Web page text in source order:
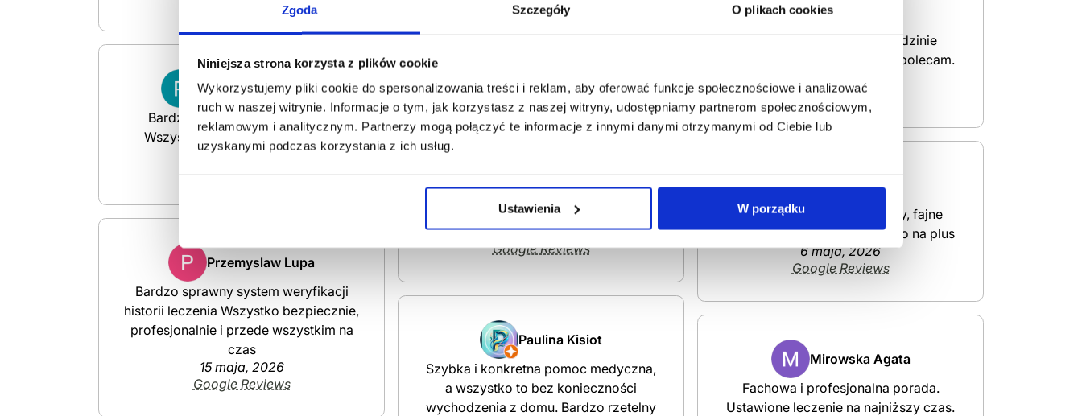
Zgoda Szczegóły O plikach cookies
Niniejsza strona korzysta z plików cookie
Wykorzystujemy pliki cookie do spersonalizowania treści i reklam, aby oferować funkcje społecznościowe i analizować
ruch w naszej witrynie. Informacje o tym, jak korzystasz z naszej witryny, udostępniamy partnerom społecznościowym,
reklamowym i analitycznym. Partnerzy mogą połączyć te informacje z innymi danymi otrzymanymi od Ciebie lub
uzyskanymi podczas korzystania z ich usług.
Ustawienia W porządku
Patrycja Polejowska
Bardzo Polecam Miła Obsługa I
Wszystko Ładnie Wytłumaczone
16 maja, 2026
Google Reviews
Przemyslaw Lupa
Bardzo sprawny system weryfikacji
historii leczenia Wszystko bezpiecznie,
profesjonalnie i przede wszystkim na
czas
15 maja, 2026
Google Reviews
Google Reviews
Zuzia Bakalarska
Polecam
11 maja, 2026
Google Reviews
Paulina Kisiot
Szybka i konkretna pomoc medyczna,
a wszystko to bez konieczności
wychodzenia z domu. Bardzo rzetelny
Dawid Wancel
Najlepsi specjaliści w dziedzinie
leczenia otyłości serdecznie polecam.
Google Reviews
Dub Finga
Jestem bardzo zadowolony, fajne
podejście do pacjenta. Bardzo na plus
6 maja, 2026
Google Reviews
Mirowska Agata
Fachowa i profesjonalna porada.
Ustawione leczenie na najniższy czas.